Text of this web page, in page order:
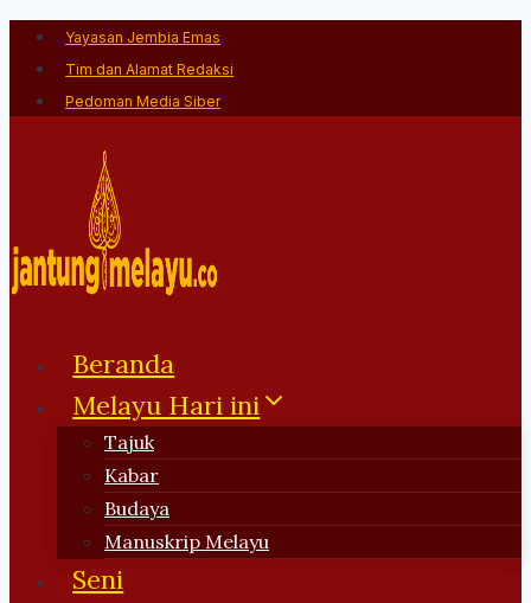
Skip
content
Yayasan Jembia Emas
Tim dan Alamat Redaksi
Pedoman Media Siber
Beranda
Melayu Hari ini
Tajuk
Kabar
Budaya
Manuskrip Melayu
Seni